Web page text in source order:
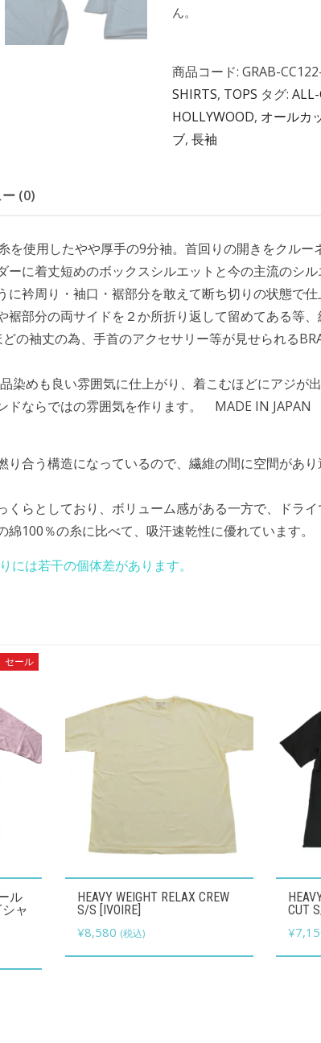
ん。
商品コード: GRAB-
SHIRTS, TOPS タグ:
HOLLYWOOD, オールカ
ブ, 長袖
(0)
を使用したやや厚手の9分袖。首回りの開きをクルー
ーに着丈短めのボックスシルエットと今の主流のシ
に衿周り・袖口・裾部分を敢えて断ち切りの状態で
裾部分の両サイドを２か所折り返して留めてある等
の袖丈の為、手首のアクセサリー等が見せられる
染めも良い雰囲気に仕上がり、着こむほどにアジが
ドならではの雰囲気を作ります。 MADE IN JAPAN
り合う構造になっているので、繊維の間に空間があ
くらとしており、ボリューム感がある一方で、ドラ
100％の糸に比べて、吸汗速乾性に優れています。
には若干の個体差があります。
セール
ル
ャ
の
商
品
HEAVY WEIGHT RELAX CREW
S/S [IVOIRE]
¥8,580 (税込)
の
商
品
CUT
¥